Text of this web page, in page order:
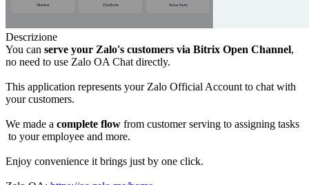
Descrizione
You can serve your Zalo's customers via Bitrix Open Channel,
no need to use Zalo OA Chat directly.
This application represents your Zalo Official Account to chat with
your customers.
We made a complete flow from customer serving to assigning tasks
to your employee and more.
Enjoy convenience it brings just by one click.